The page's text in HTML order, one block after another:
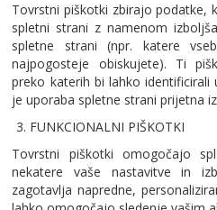
Tovrstni piškotki zbirajo podatke,
spletni strani z namenom
spletne strani (npr. katere
najpogosteje obiskujete). Ti
preko katerih bi lahko identificirali
je uporaba spletne strani prijetna
FUNKCIONALNI PIŠKOTKI
Tovrstni piškotki omogočajo
nekatere vaše nastavitve in
zagotavlja napredne,